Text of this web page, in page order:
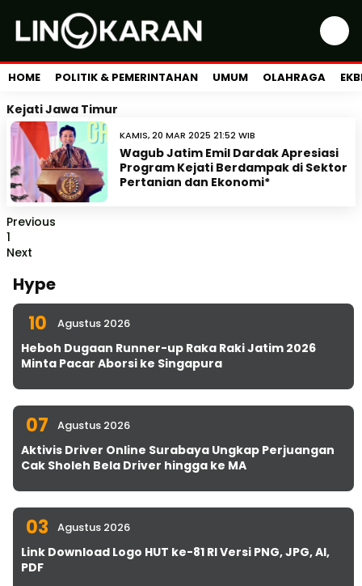
HOME POLITIK & PEMERINTAHAN UMUM OLAHRAGA
Kejati Jawa Timur
KAMIS, 20 MAR 2025 21:52 WIB
Wagub Jatim Emil Dardak Apresiasi
Program Kejati Berdampak di Sektor
Pertanian dan Ekonomi*
Previous
1
Next
Hype
10 Agustus 2026
Heboh Dugaan Runner-up Raka Raki Jatim 2026
Minta Pacar Aborsi ke Singapura
07 Agustus 2026
Aktivis Driver Online Surabaya Ungkap Perjuangan
Cak Sholeh Bela Driver hingga ke MA
03 Agustus 2026
Link Download Logo HUT ke-81 RI Versi PNG, JPG, AI,
PDF